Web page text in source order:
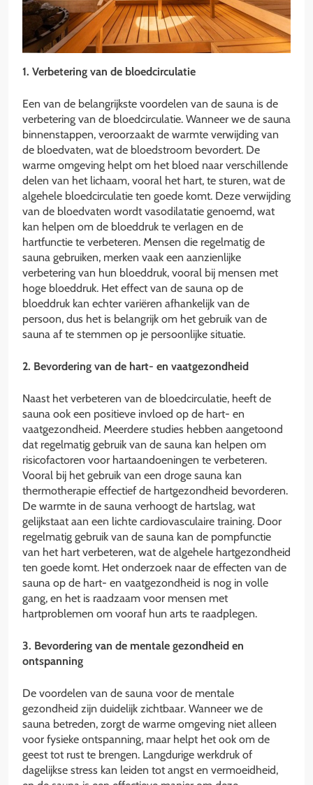
1. Verbetering van de bloedcirculatie
Een van de belangrijkste voordelen van de sauna is de
verbetering van de bloedcirculatie. Wanneer we de sauna
binnenstappen, veroorzaakt de warmte verwijding van
de bloedvaten, wat de bloedstroom bevordert. De
warme omgeving helpt om het bloed naar verschillende
delen van het lichaam, vooral het hart, te sturen, wat de
algehele bloedcirculatie ten goede komt. Deze verwijding
van de bloedvaten wordt vasodilatatie genoemd, wat
kan helpen om de bloeddruk te verlagen en de
hartfunctie te verbeteren. Mensen die regelmatig de
sauna gebruiken, merken vaak een aanzienlijke
verbetering van hun bloeddruk, vooral bij mensen met
hoge bloeddruk. Het effect van de sauna op de
bloeddruk kan echter variëren afhankelijk van de
persoon, dus het is belangrijk om het gebruik van de
sauna af te stemmen op je persoonlijke situatie.
2. Bevordering van de hart- en vaatgezondheid
Naast het verbeteren van de bloedcirculatie, heeft de
sauna ook een positieve invloed op de hart- en
vaatgezondheid. Meerdere studies hebben aangetoond
dat regelmatig gebruik van de sauna kan helpen om
risicofactoren voor hartaandoeningen te verbeteren.
Vooral bij het gebruik van een droge sauna kan
thermotherapie effectief de hartgezondheid bevorderen.
De warmte in de sauna verhoogt de hartslag, wat
gelijkstaat aan een lichte cardiovasculaire training. Door
regelmatig gebruik van de sauna kan de pompfunctie
van het hart verbeteren, wat de algehele hartgezondheid
ten goede komt. Het onderzoek naar de effecten van de
sauna op de hart- en vaatgezondheid is nog in volle
gang, en het is raadzaam voor mensen met
hartproblemen om vooraf hun arts te raadplegen.
3. Bevordering van de mentale gezondheid en
ontspanning
De voordelen van de sauna voor de mentale
gezondheid zijn duidelijk zichtbaar. Wanneer we de
sauna betreden, zorgt de warme omgeving niet alleen
voor fysieke ontspanning, maar helpt het ook om de
geest tot rust te brengen. Langdurige werkdruk of
dagelijkse stress kan leiden tot angst en vermoeidheid,